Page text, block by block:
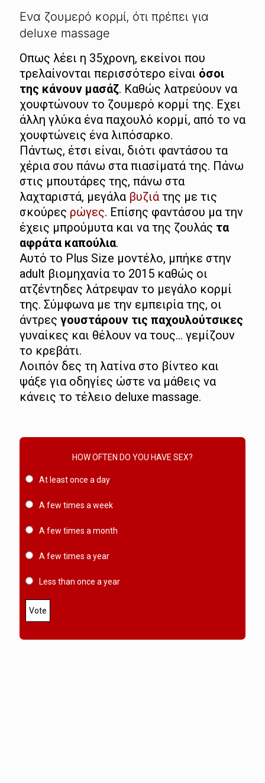
Ενα ζουμερό κορμί, ότι πρέπει για
deluxe massage
Οπως λέει η 35χρονη, εκείνοι που
τρελαίνονται περισσότερο είναι όσοι
της κάνουν μασάζ. Καθώς λατρεύουν να
χουφτώνουν το ζουμερό κορμί της. Εχει
άλλη γλύκα ένα παχουλό κορμί, από το να
χουφτώνεις ένα λιπόσαρκο.
Πάντως, έτσι είναι, διότι φαντάσου τα
χέρια σου πάνω στα πιασίματά της. Πάνω
στις μπουτάρες της, πάνω στα
λαχταριστά, μεγάλα βυζιά της με τις
σκούρες ρώγες. Επίσης φαντάσου μα την
έχεις μπρούμυτα και να της ζουλάς τα
αφράτα καπούλια.
Αυτό το Plus Size μοντέλο, μπήκε στην
adult βιομηχανία το 2015 καθώς οι
ατζέντηδες λάτρεψαν το μεγάλο κορμί
της. Σύμφωνα με την εμπειρία της, οι
άντρες γουστάρουν τις παχουλούτσικες
γυναίκες και θέλουν να τους… γεμίζουν
το κρεβάτι.
Λοιπόν δες τη λατίνα στο βίντεο και
ψάξε για οδηγίες ώστε να μάθεις να
κάνεις το τέλειο deluxe massage.
HOW OFTEN DO YOU HAVE SEX?
At least once a day
A few times a week
A few times a month
A few times a year
Less than once a year
Vote